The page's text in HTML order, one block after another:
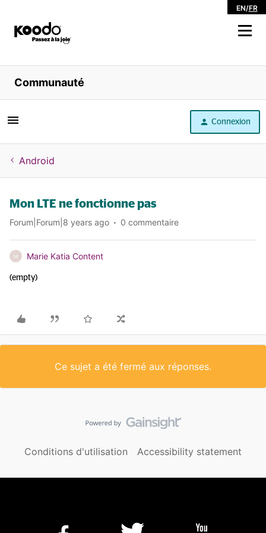
EN/FR
Magasiner
Libre service
Aide
Communauté
Connexion
Android
Mon LTE ne fonctionne pas
Forum|Forum|8 years ago 0 commentaire
M Marie Katia Content
(empty)
Ce sujet a été fermé aux réponses.
Conditions d'utilisation Accessibility statement